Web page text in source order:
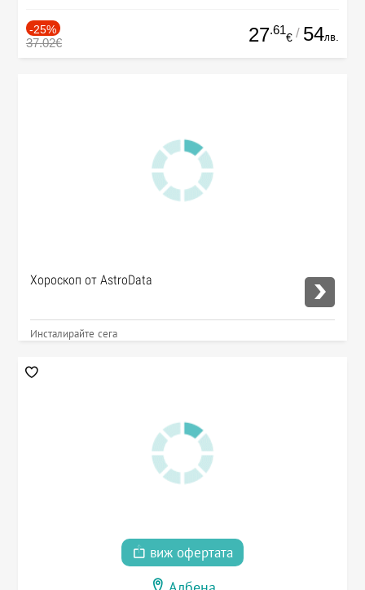
-25%
37.02€ 27.61
€ / 54лв.
Хороскоп от AstroData
Инсталирайте сега
виж офертата